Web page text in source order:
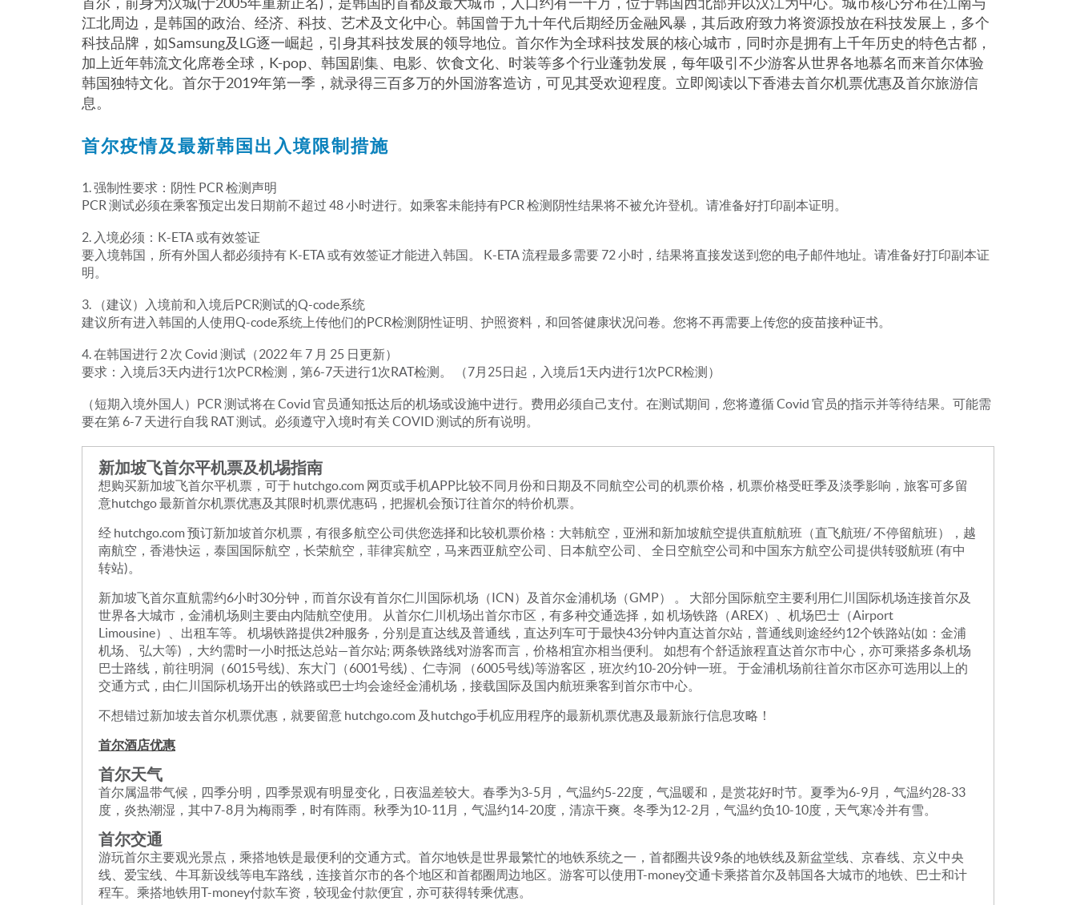
江北周边，是韩国的政治、经济、科技、艺术及文化中心。韩国曾于九十年代后期经历金融风暴，其后政府致力将资源投放在科技发展上，多个
科技品牌，如Samsung及LG逐一崛起，引身其科技发展的领导地位。首尔作为全球科技发展的核心城市，同时亦是拥有上千年历史的特色古都，
加上近年韩流文化席卷全球，K-pop、韩国剧集、电影、饮食文化、时装等多个行业蓬勃发展，每年吸引不少游客从世界各地慕名而来首尔体验
韩国独特文化。首尔于2019年第一季，就录得三百多万的外国游客造访，可见其受欢迎程度。立即阅读以下香港去首尔机票优惠及首尔旅游信
息。
首尔疫情及最新韩国出入境限制措施
1. 强制性要求：阴性 PCR 检测声明
PCR 测试必须在乘客预定出发日期前不超过 48 小时进行。如乘客未能持有PCR 检测阴性结果将不被允许登机。请准备好打印副本证明。
2. 入境必须：K-ETA 或有效签证
要入境韩国，所有外国人都必须持有 K-ETA 或有效签证才能进入韩国。 K-ETA 流程最多需要 72 小时，结果将直接发送到您的电子邮件地址。请准备好打印副本证
明。
3. （建议）入境前和入境后PCR测试的Q-code系统
建议所有进入韩国的人使用Q-code系统上传他们的PCR检测阴性证明、护照资料，和回答健康状况问卷。您将不再需要上传您的疫苗接种证书。
4. 在韩国进行 2 次 Covid 测试（2022 年 7 月 25 日更新）
要求：入境后3天内进行1次PCR检测，第6-7天进行1次RAT检测。 （7月25日起，入境后1天内进行1次PCR检测）
（短期入境外国人）PCR 测试将在 Covid 官员通知抵达后的机场或设施中进行。费用必须自己支付。在测试期间，您将遵循 Covid 官员的指示并等待结果。可能需
要在第 6-7 天进行自我 RAT 测试。必须遵守入境时有关 COVID 测试的所有说明。
新加坡飞首尔平机票及机埸指南
想购买新加坡飞首尔平机票，可于 hutchgo.com 网页或手机APP比较不同月份和日期及不同航空公司的机票价格，机票价格受旺季及淡季影响，旅客可多留
意hutchgo 最新首尔机票优惠及其限时机票优惠码，把握机会预订往首尔的特价机票。
经 hutchgo.com 预订新加坡首尔机票，有很多航空公司供您选择和比较机票价格：大韩航空，亚洲和新加坡航空提供直航航班（直飞航班/ 不停留航班），越
南航空，香港快运，泰国国际航空，长荣航空，菲律宾航空，马来西亚航空公司、日本航空公司、 全日空航空公司和中国东方航空公司提供转驳航班 (有中
转站)。
新加坡飞首尔直航需约6小时30分钟，而首尔设有首尔仁川国际机场（ICN）及首尔金浦机场（GMP） 。 大部分国际航空主要利用仁川国际机场连接首尔及
世界各大城市，金浦机场则主要由内陆航空使用。 从首尔仁川机场出首尔市区，有多种交通选择，如 机场铁路（AREX）、机场巴士（Airport
Limousine）、出租车等。 机埸铁路提供2种服务，分别是直达线及普通线，直达列车可于最快43分钟内直达首尔站，普通线则途经约12个铁路站(如：金浦
机场、 弘大等) ，大约需时一小时抵达总站—首尔站; 两条铁路线对游客而言，价格相宜亦相当便利。 如想有个舒适旅程直达首尔市中心，亦可乘搭多条机场
巴士路线，前往明洞（6015号线)、东大门（6001号线) 、仁寺洞 （6005号线)等游客区，班次约10-20分钟一班。 于金浦机场前往首尔市区亦可选用以上的
交通方式，由仁川国际机场开出的铁路或巴士均会途经金浦机场，接载国际及国内航班乘客到首尔市中心。
不想错过新加坡去首尔机票优惠，就要留意 hutchgo.com 及hutchgo手机应用程序的最新机票优惠及最新旅行信息攻略！
首尔酒店优惠
首尔天气
首尔属温带气候，四季分明，四季景观有明显变化，日夜温差较大。春季为3-5月，气温约5-22度，气温暖和，是赏花好时节。夏季为6-9月，气温约28-33
度，炎热潮湿，其中7-8月为梅雨季，时有阵雨。秋季为10-11月，气温约14-20度，清凉干爽。冬季为12-2月，气温约负10-10度，天气寒冷并有雪。
首尔交通
游玩首尔主要观光景点，乘搭地铁是最便利的交通方式。首尔地铁是世界最繁忙的地铁系统之一，首都圈共设9条的地铁线及新盆堂线、京春线、京义中央
线、爱宝线、牛耳新设线等电车路线，连接首尔市的各个地区和首都圈周边地区。游客可以使用T-money交通卡乘搭首尔及韩国各大城市的地铁、巴士和计
程车。乘搭地铁用T-money付款车资，较现金付款便宜，亦可获得转乘优惠。